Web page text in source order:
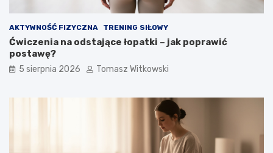
AKTYWNOŚĆ FIZYCZNA TRENING SIŁOWY
Ćwiczenia na odstające łopatki – jak poprawić
postawę?
5 sierpnia 2026 Tomasz Witkowski